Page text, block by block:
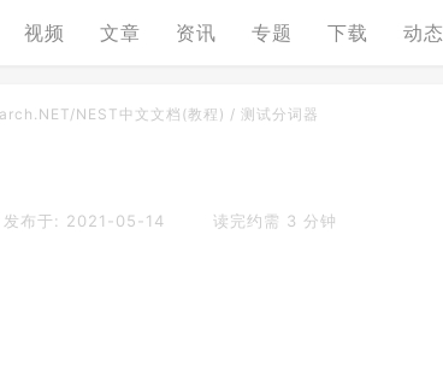
视频 文章 资讯 专题 下载 动态
NEST中文文档(教程) / 测试分词器
发布于: 2021-05-14 读完约需 3 分钟